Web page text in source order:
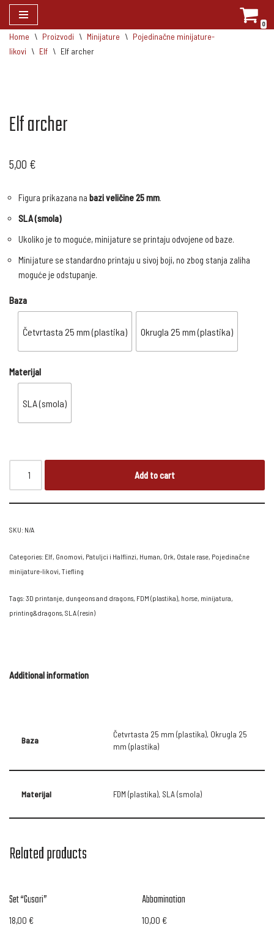
Skip
to
0
Home \ Proizvodi \ Minijature \ Pojedinačne minijature-
likovi \ Elf \ Elf archer
Elf archer
5,00 €
Figura prikazana na bazi veličine 25 mm.
SLA (smola)
Ukoliko je to moguće, minijature se printaju odvojene od baze.
Minijature se standardno printaju u sivoj boji, no zbog stanja zaliha
moguće je odstupanje.
Baza
Četvrtasta 25 mm (plastika) Okrugla 25 mm (plastika)
Materijal
SLA (smola)
Add to cart
SKU: N/A
Categories: Elf, Gnomovi, Patuljci i Halflinzi, Human, Ork, Ostale rase, Pojedinačne
minijature-likovi, Tiefling
Tags:3D printanje, dungeons and dragons, FDM (plastika), horse, minijatura,
printing&dragons, SLA (resin)
Additional information
Baza
Četvrtasta 25 mm (plastika), Okrugla 25
mm (plastika)
Materijal FDM (plastika), SLA (smola)
Related products
Set “Gusari”
18,00 €
Abbomination
10,00€